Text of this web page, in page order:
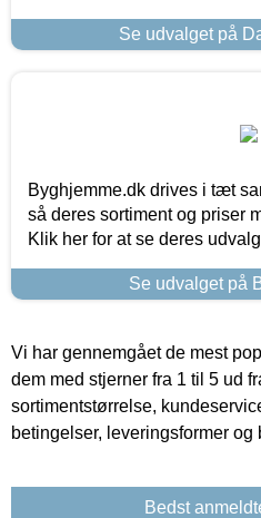
Se udvalget på
Byghjemme.dk drives i tæt
så deres sortiment og priser
Klik her for at se deres
Se udvalget på
Vi har gennemgået de mest
dem med stjerner fra 1 til 5 ud
sortimentstørrelse,
betingelser, leveringsformer
Bedst